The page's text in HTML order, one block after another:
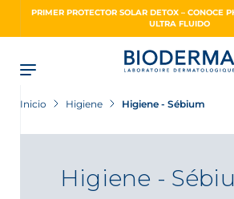
PRIMER PROTECTOR SOLAR DETOX – CONOCE
ULTRA FLUIDO
Inicio Higiene Higiene - Sébium
Higiene -